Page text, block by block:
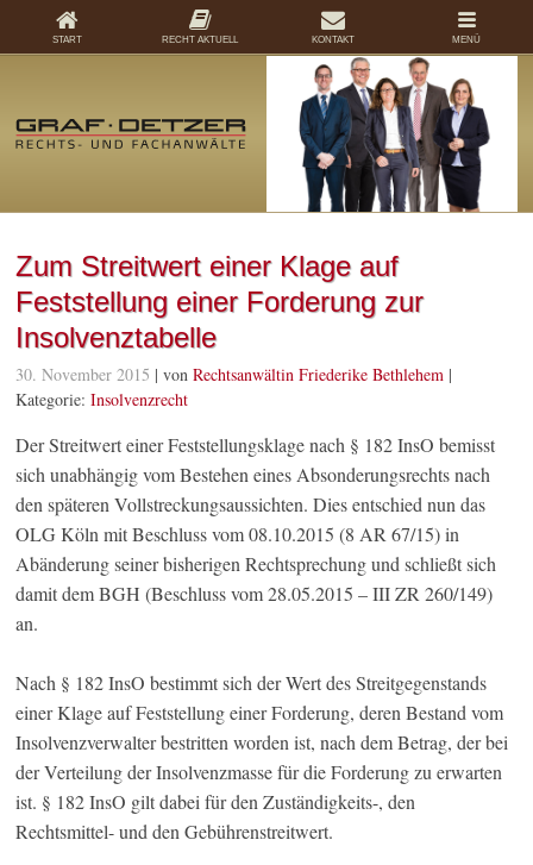
Zum Streitwert einer Klage auf
Feststellung einer Forderung zur
Insolvenztabelle
30. November 2015 | vonRechtsanwältin Friederike Bethlehem |
Kategorie:Insolvenzrecht
Der Streitwert einer Feststellungsklage nach § 182 InsO bemisst
sich unabhängig vom Bestehen eines Absonderungsrechts nach
den späteren Vollstreckungsaussichten. Dies entschied nun das
OLG Köln mit Beschluss vom 08.10.2015 (8 AR 67/15) in
Abänderung seiner bisherigen Rechtsprechung und schließt sich
damit dem BGH (Beschluss vom 28.05.2015 – III ZR 260/149)
an.
Nach § 182 InsO bestimmt sich der Wert des Streitgegenstands
einer Klage auf Feststellung einer Forderung, deren Bestand vom
Insolvenzverwalter bestritten worden ist, nach dem Betrag, der bei
der Verteilung der Insolvenzmasse für die Forderung zu erwarten
ist. § 182 InsO gilt dabei für den Zuständigkeits-, den
Rechtsmittel- und den Gebührenstreitwert.
START RECHT AKTUELL KONTAKT MENÜ